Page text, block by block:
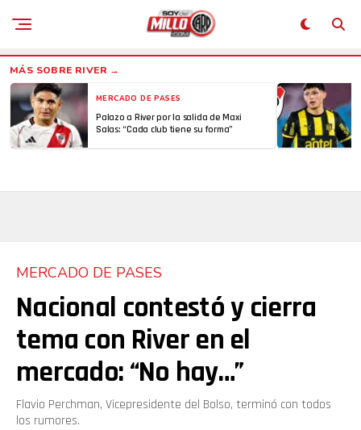
MERCADO DE PASES
Palazo a River por la salida de Maxi
Salas: “Cada club tiene su forma”
MERCADO DE PASES
Nacional contestó y cierra
tema con River en el
mercado: “No hay…”
Flavio Perchman, Vicepresidente del Bolso, terminó con todos
los rumores.